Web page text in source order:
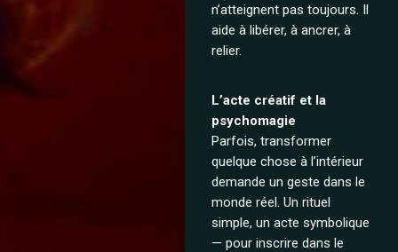
n’atteignent pas toujours. Il
aide à libérer, à ancrer, à
relier.
L’acte créatif et la
psychomagie
Parfois, transformer
quelque chose à l’intérieur
demande un geste dans le
monde réel. Un rituel
simple, un acte symbolique
— pour inscrire dans le